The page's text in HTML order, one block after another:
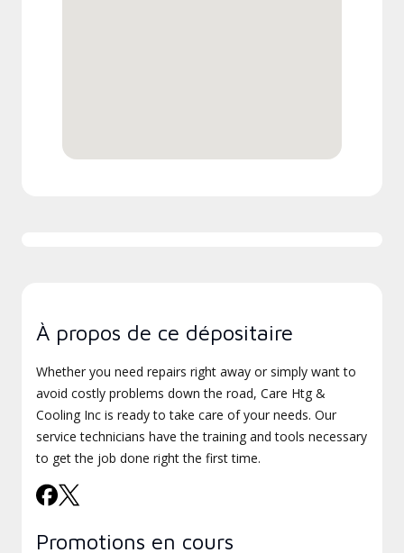
À propos de ce dépositaire
Whether you need repairs right away or simply want to
avoid costly problems down the road, Care Htg &
Cooling Inc is ready to take care of your needs. Our
service technicians have the training and tools necessary
to get the job done right the first time.
Promotions en cours